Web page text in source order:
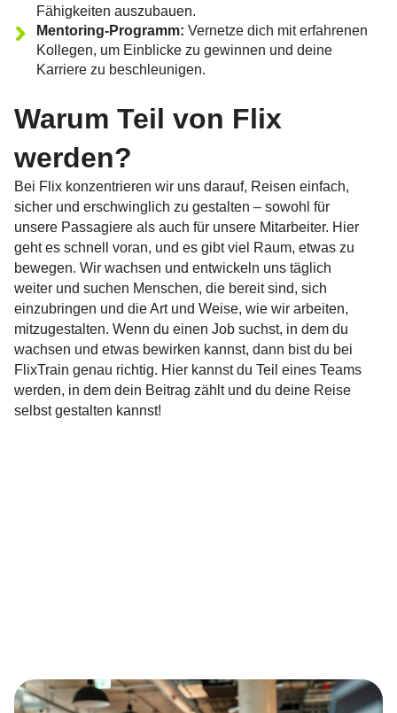
Fähigkeiten auszubauen.
Mentoring-Programm: Vernetze dich mit erfahrenen
Kollegen, um Einblicke zu gewinnen und deine
Karriere zu beschleunigen.
Warum Teil von Flix
werden?
Bei Flix konzentrieren wir uns darauf, Reisen einfach,
sicher und erschwinglich zu gestalten – sowohl für
unsere Passagiere als auch für unsere Mitarbeiter. Hier
geht es schnell voran, und es gibt viel Raum, etwas zu
bewegen. Wir wachsen und entwickeln uns täglich
weiter und suchen Menschen, die bereit sind, sich
einzubringen und die Art und Weise, wie wir arbeiten,
mitzugestalten. Wenn du einen Job suchst, in dem du
wachsen und etwas bewirken kannst, dann bist du bei
FlixTrain genau richtig. Hier kannst du Teil eines Teams
werden, in dem dein Beitrag zählt und du deine Reise
selbst gestalten kannst!